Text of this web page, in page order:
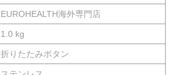
EUROHEALTH海外専門店
1.0 kg
折りたたみボタン